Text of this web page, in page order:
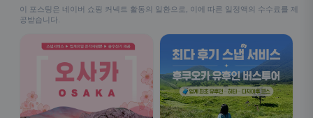
이 포스팅은 네이버 쇼핑 커넥트 활동의 일환으로, 이에 따른 일정액의 수수료를 제
공받습니다.